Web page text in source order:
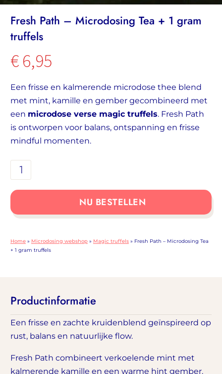
Fresh Path – Microdosing Tea + 1 gram
truffels
€ 6,95
Een frisse en kalmerende microdose thee blend
met mint, kamille en gember gecombineerd met
een microdose verse magic truffels. Fresh Path
is ontworpen voor balans, ontspanning en frisse
mindful momenten.
Fresh
Path
–
Tea
1
NU BESTELLEN
Home » Microdosing webshop » Magic truffels » Fresh Path – Microdosing Tea
+ 1 gram truffels
Productinformatie
Een frisse en zachte kruidenblend geïnspireerd op
rust, balans en natuurlijke flow.
Fresh Path combineert verkoelende mint met
kalmerende kamille en een warme hint gember.